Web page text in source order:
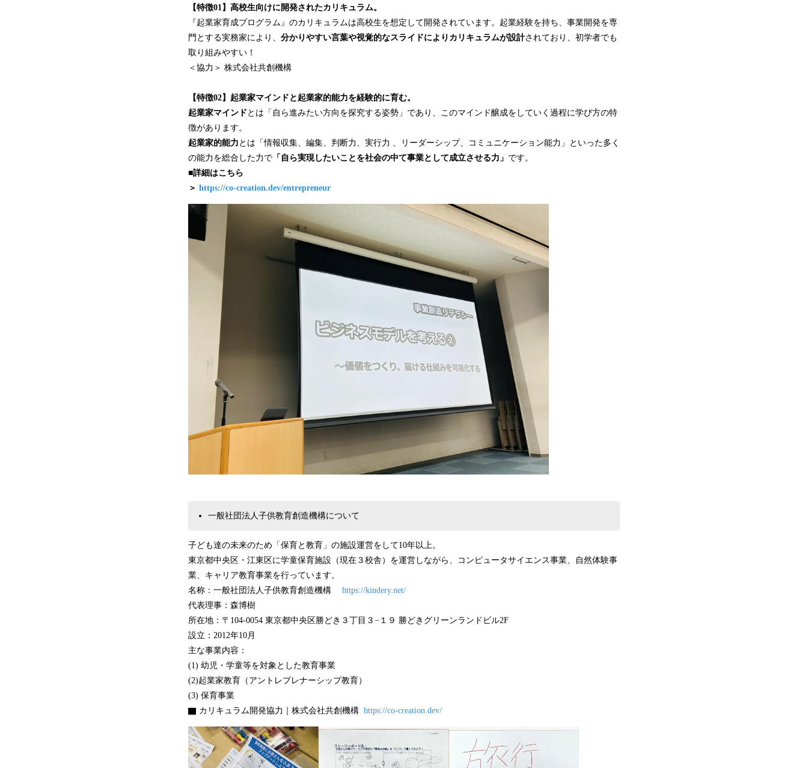
【特徴01】高校生向けに開発されたカリキュラム。
『起業家育成プログラム』のカリキュラムは高校生を想定して開発されています。起業経験を持ち、事業開発を専
門とする実務家により、 分かりやすい言葉や視覚的なスライドによりカリキュラムが設計されており、初学者でも
取り組みやすい！
＜協力＞ 株式会社共創機構
【特徴02】起業家マインドと起業家的能力を経験的に育む。
起業家マインド とは「自ら進みたい方向を探究する姿勢」であり、このマインド醸成をしていく過程に学び方の特
徴があります。
起業家的能力 とは「情報収集、編集、判断力、実行力 、リーダーシップ、コミュニケーション能力」といった多く
の能力を総合した力で 「自ら実現したいことを社会の中て事業として成立させる力」 です。
■詳細はこちら
＞ https://co-creation.dev/entrepreneur
一般社団法人子供教育創造機構について
子ども達の未来のため「保育と教育」の施設運営をして10年以上。
東京都中央区・江東区に学童保育施設（現在３校舎）を運営しながら、コンピュータサイエンス事業、自然体験事
業、キャリア教育事業を行っています。
名称：一般社団法人子供教育創造機構 https://kindery.net/
代表理事：森博樹
所在地：〒104-0054 東京都中央区勝どき３丁目３−１９ 勝どきグリーンランドビル2F
設立：2012年10月
主な事業内容：
(1) 幼児・学童等を対象とした教育事業
(2)起業家教育（アントレプレナーシップ教育）
(3) 保育事業
▇ カリキュラム開発協力｜株式会社共創機構 https://co-creation.dev/